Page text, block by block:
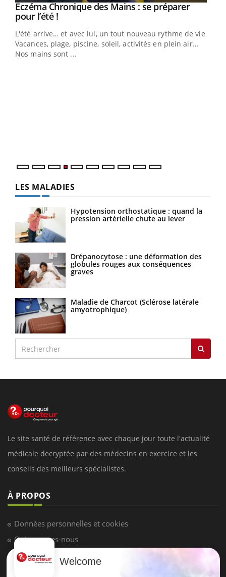
Youtube
Eczéma Chronique des Mains : se préparer
pour l’été !Youtube
L'été arrive… et avec lui, un tout nouveau rythme de vie !
Vacances, plage, piscine, soleil, activités en plein air…
Nos mains sont ...
LES MALADIES
Hypotension orthostatique : quand la
pression artérielle chute au lever
Drépanocytose : une déformation des
globules rouges aux conséquences
graves
Maladie de Charcot (Sclérose latérale
amyotrophique)
Le site santé de référence avec chaque jour toute l'actualité
médicale decryptée par des médecins en exercice et les
conseils des meilleurs spécialistes.
À PROPOS
Données personnelles et cookies
Qui sommes-nous
Conditions d'utilisation
Welcome